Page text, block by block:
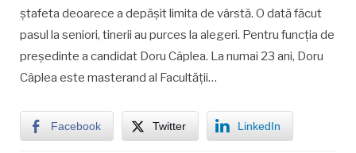
ștafeta deoarece a depășit limita de vârstă. O dată făcut
pasul la seniori, tinerii au purces la alegeri. Pentru funcția de
președinte a candidat Doru Câplea. La numai 23 ani, Doru
Câplea este masterand al Facultății…
Facebook Twitter LinkedIn